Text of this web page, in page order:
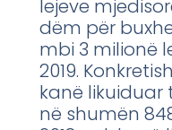
lejeve
dëm për
mbi 3 milionë
2019.
kanë likuiduar
në shumën